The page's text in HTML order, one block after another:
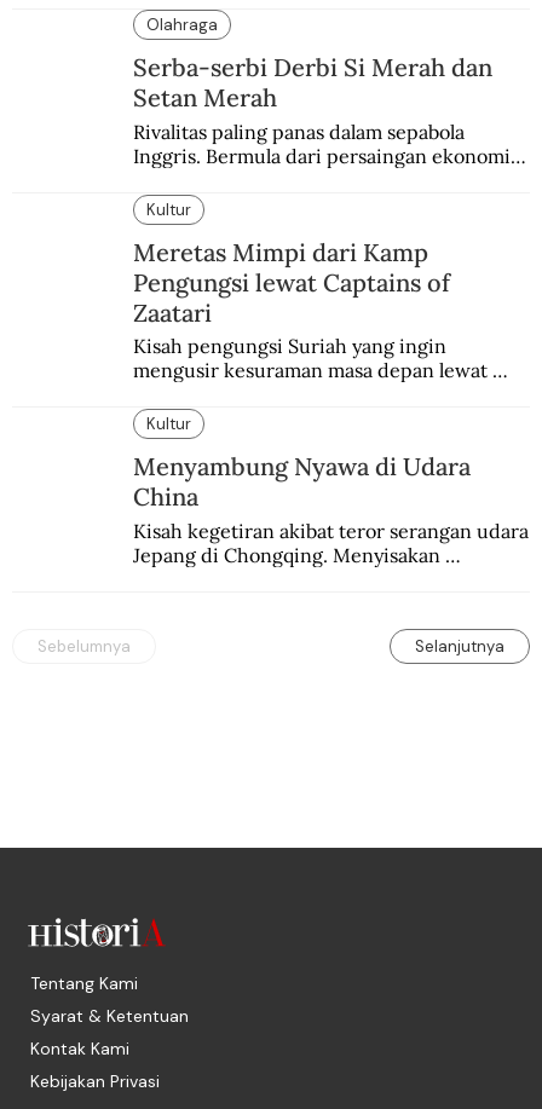
Olahraga
Serba-serbi Derbi Si Merah dan
Setan Merah
Rivalitas paling panas dalam sepabola
Inggris. Bermula dari persaingan ekonomi
Kultur
Meretas Mimpi dari Kamp
Pengungsi lewat Captains of
Zaatari
Kisah pengungsi Suriah yang ingin
mengusir kesuraman masa depan lewat
humanis.
Kultur
Menyambung Nyawa di Udara
China
Kisah kegetiran akibat teror serangan udara
Jepang di Chongqing. Menyisakan
Sebelumnya Selanjutnya
Tentang Kami
Syarat & Ketentuan
Kontak Kami
Kebijakan Privasi